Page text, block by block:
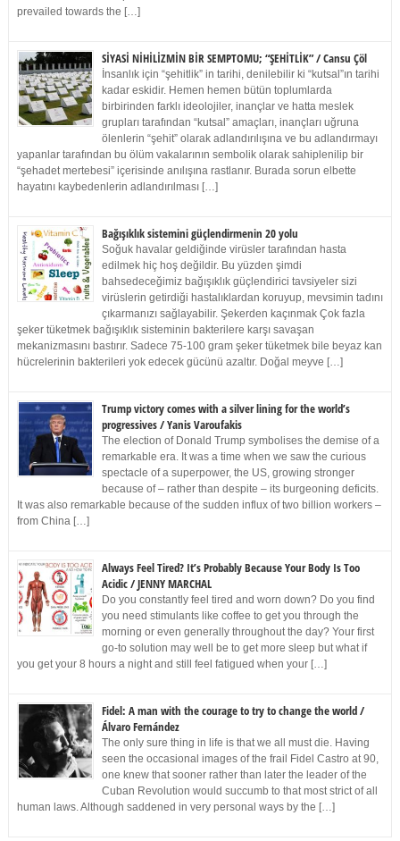
prevailed towards the […]
SİYASİ NİHİLİZMİN BİR SEMPTOMU; “ŞEHİTLİK” / Cansu Çöl
İnsanlık için “şehitlik” in tarihi, denilebilir ki “kutsal”ın tarihi
kadar eskidir. Hemen hemen bütün toplumlarda
birbirinden farklı ideolojiler, inançlar ve hatta meslek
grupları tarafından “kutsal” amaçları, inançları uğruna
ölenlerin “şehit” olarak adlandırılışına ve bu adlandırmayı
yapanlar tarafından bu ölüm vakalarının sembolik olarak sahiplenilip bir
“şehadet mertebesi” içerisinde anılışına rastlanır. Burada sorun elbette
hayatını kaybedenlerin adlandırılması […]
Bağışıklık sistemini güçlendirmenin 20 yolu
Soğuk havalar geldiğinde virüsler tarafından hasta
edilmek hiç hoş değildir. Bu yüzden şimdi
bahsedeceğimiz bağışıklık güçlendirici tavsiyeler sizi
virüslerin getirdiği hastalıklardan koruyup, mevsimin tadını
çıkarmanızı sağlayabilir. Şekerden kaçınmak Çok fazla
şeker tüketmek bağışıklık sisteminin bakterilere karşı savaşan
mekanizmasını bastırır. Sadece 75-100 gram şeker tüketmek bile beyaz kan
hücrelerinin bakterileri yok edecek gücünü azaltır. Doğal meyve […]
Trump victory comes with a silver lining for the world’s
progressives / Yanis Varoufakis
The election of Donald Trump symbolises the demise of a
remarkable era. It was a time when we saw the curious
spectacle of a superpower, the US, growing stronger
because of – rather than despite – its burgeoning deficits.
It was also remarkable because of the sudden influx of two billion workers –
from China […]
Always Feel Tired? It’s Probably Because Your Body Is Too
Acidic / JENNY MARCHAL
Do you constantly feel tired and worn down? Do you find
you need stimulants like coffee to get you through the
morning or even generally throughout the day? Your first
go-to solution may well be to get more sleep but what if
you get your 8 hours a night and still feel fatigued when your […]
Fidel: A man with the courage to try to change the world /
Álvaro Fernández
The only sure thing in life is that we all must die. Having
seen the occasional images of the frail Fidel Castro at 90,
one knew that sooner rather than later the leader of the
Cuban Revolution would succumb to that most strict of all
human laws. Although saddened in very personal ways by the […]